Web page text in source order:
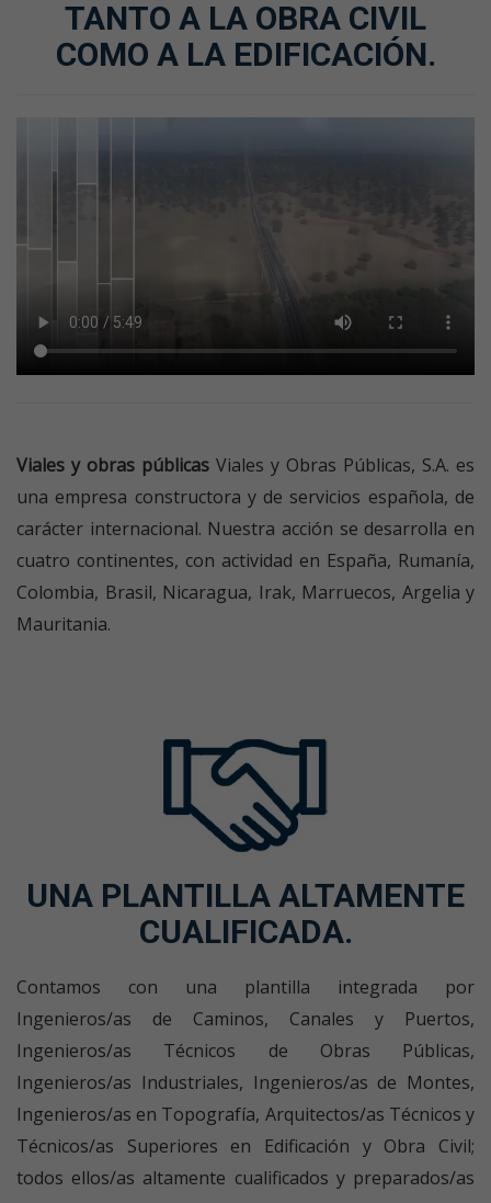
TANTO A LA OBRA CIVIL
COMO A LA EDIFICACIÓN.
Viales y obras públicas Viales y Obras Públicas, S.A. es
una empresa constructora y de servicios española, de
carácter internacional. Nuestra acción se desarrolla en
cuatro continentes, con actividad en España, Rumanía,
Colombia, Brasil, Nicaragua, Irak, Marruecos, Argelia y
Mauritania.
UNA PLANTILLA ALTAMENTE
CUALIFICADA.
Contamos con una plantilla integrada por
Ingenieros/as de Caminos, Canales y Puertos,
Ingenieros/as Técnicos de Obras Públicas,
Ingenieros/as Industriales, Ingenieros/as de Montes,
Ingenieros/as en Topografía, Arquitectos/as Técnicos y
Técnicos/as Superiores en Edificación y Obra Civil;
todos ellos/as altamente cualificados y preparados/as